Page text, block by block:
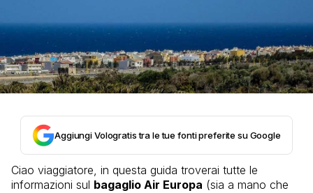
Aggiungi Vologratis tra le tue fonti preferite su Google
Ciao viaggiatore, in questa guida troverai tutte le
informazioni sul bagaglio Air Europa (sia a mano che